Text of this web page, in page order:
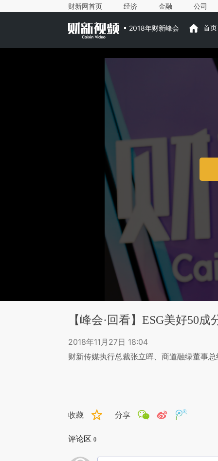
财新网首页 经济 金融 公司
2018年财新峰会 首页
【峰会·回看】ESG美好50成
2018年11月27日 18:04
财新传媒执行总裁张立晖、商道融绿董事
收藏 分享
评论区 0